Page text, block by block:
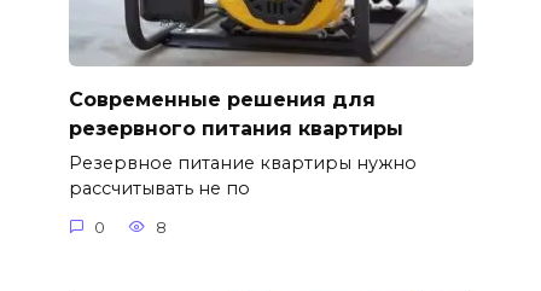
Современные решения для
резервного питания квартиры
Резервное питание квартиры нужно
рассчитывать не по
0 8